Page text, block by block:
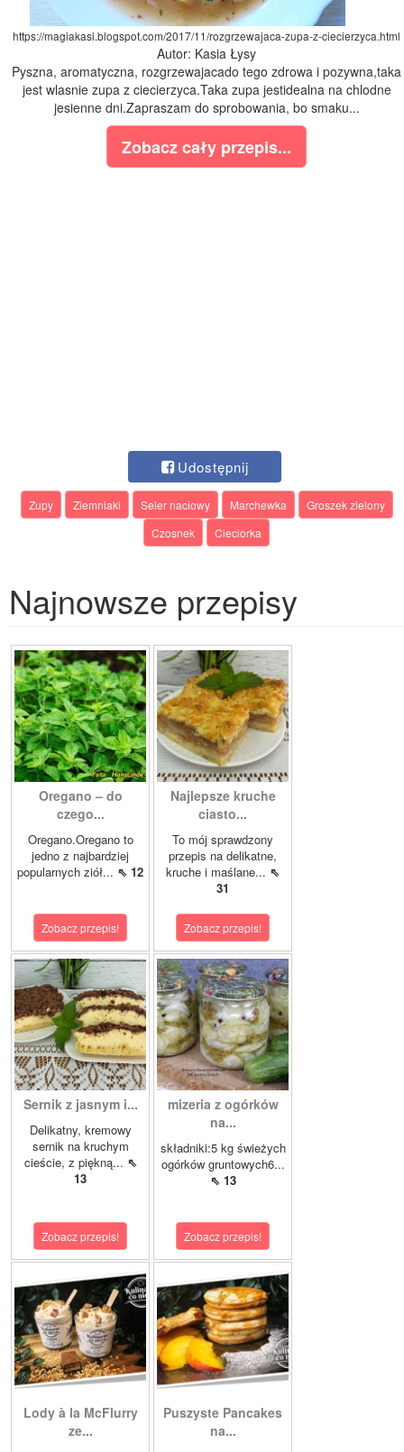
https://magiakasi.blogspot.com/2017/11/rozgrzewajaca-zupa-z-ciecierzyca.html
Autor: Kasia Łysy
Pyszna, aromatyczna, rozgrzewajacado tego zdrowa i pozywna,taka
jest wlasnie zupa z ciecierzyca.Taka zupa jestidealna na chlodne
jesienne dni.Zapraszam do sprobowania, bo smaku...
Zobacz cały przepis...
Udostępnij
Zupy Ziemniaki Seler naciowy Marchewka
Groszek zielony
Czosnek
Cieciorka
Najnowsze przepisy
Oregano – do
czego...
Oregano.Oregano to
jedno z najbardziej
popularnych ziół... ⇖ 12
Zobacz przepis!
Najlepsze kruche
ciasto...
To mój sprawdzony
przepis na delikatne,
kruche i maślane... ⇖
31
Zobacz przepis!
Sernik z jasnym i...
Delikatny, kremowy
sernik na kruchym
cieście, z piękną... ⇖
13
Zobacz przepis!
mizeria z ogórków
na...
składniki:5 kg świeżych
ogórków gruntowych6...
⇖ 13
Zobacz przepis!
Lody à la McFlurry
ze...
Puszyste Pancakes
na...